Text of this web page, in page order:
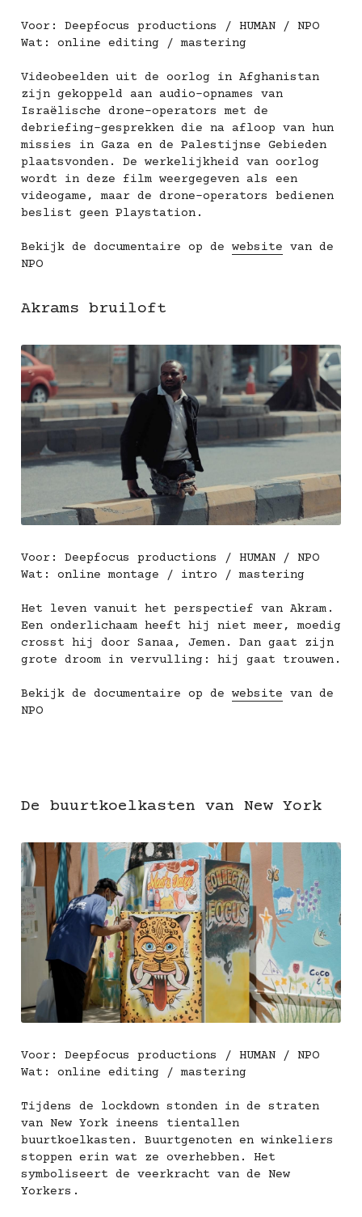
Voor: Deepfocus productions / HUMAN / NPO
Wat: online editing / mastering
Videobeelden uit de oorlog in Afghanistan
zijn gekoppeld aan audio-opnames van
Israëlische drone-operators met de
debriefing-gesprekken die na afloop van hun
missies in Gaza en de Palestijnse Gebieden
plaatsvonden. De werkelijkheid van oorlog
wordt in deze film weergegeven als een
videogame, maar de drone-operators bedienen
beslist geen Playstation.
Bekijk de documentaire op de website van de
NPO
Akrams bruiloft
Voor: Deepfocus productions / HUMAN / NPO
Wat: online montage / intro / mastering
Het leven vanuit het perspectief van Akram.
Een onderlichaam heeft hij niet meer, moedig
crosst hij door Sanaa, Jemen. Dan gaat zijn
grote droom in vervulling: hij gaat trouwen.
Bekijk de documentaire op de website van de
NPO
De buurtkoelkasten van New York
Voor: Deepfocus productions / HUMAN / NPO
Wat: online editing / mastering
Tijdens de lockdown stonden in de straten
van New York ineens tientallen
buurtkoelkasten. Buurtgenoten en winkeliers
stoppen erin wat ze overhebben. Het
symboliseert de veerkracht van de New
Yorkers.